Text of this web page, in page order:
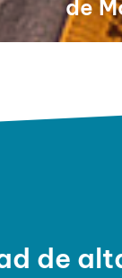
de
de